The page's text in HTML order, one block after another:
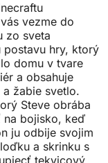
vezme do
zo sveta
postavu hry, ktorý
domu v tvare
a obsahuje
žabie svetlo.
Steve obrába
na bojisko, keď
ju odbije svojim
a skrinku s